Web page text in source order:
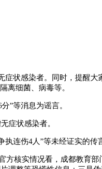
症状感染者。同时，提醒
离细菌、病毒等。
”等消息为谣言。
症状感染者。
连伤4人”等未经证实的传
方核实情况看，成都教育